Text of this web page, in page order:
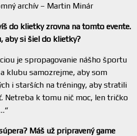
archív – Martin Minár
do klietky zrovna na tomto evente.
aby si šiel do klietky?
je spropagovanie nášho športu
klubu samozrejme, aby som
i starších na tréningy, aby stratili
Netreba k tomu nič moc, len tričko
Máš už pripravený game